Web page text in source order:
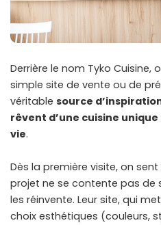
Derrière le nom Tyko Cuisine,
simple site de vente ou de
véritable source
rêvent d’une cuisine
vie.
Dès la première visite, on
projet ne se contente pas de
les réinvente. Leur site, qui
choix esthétiques (couleurs,